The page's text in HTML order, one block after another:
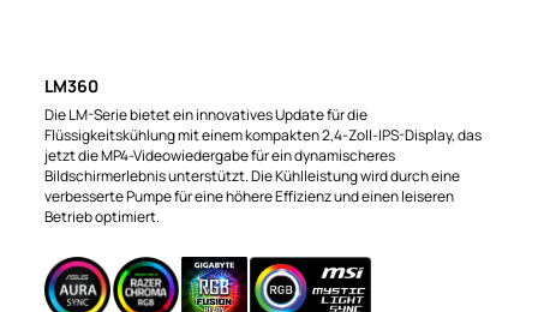
LM360
Die LM-Serie bietet ein innovatives Update für die
Flüssigkeitskühlung mit einem kompakten 2,4-Zoll-IPS-Display, das
jetzt die MP4-Videowiedergabe für ein dynamischeres
Bildschirmerlebnis unterstützt. Die Kühlleistung wird durch eine
verbesserte Pumpe für eine höhere Effizienz und einen leiseren
Betrieb optimiert.